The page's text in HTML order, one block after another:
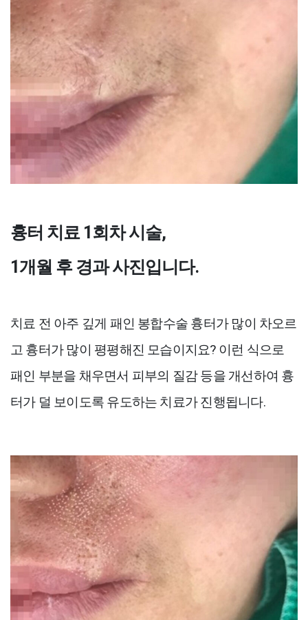
흉터 치료 1회차 시술,
1개월 후 경과 사진입니다.
치료 전 아주 깊게 패인 봉합수술 흉터가 많이 차오르
고 흉터가 많이 평평해진 모습이지요? 이런 식으로
패인 부분을 채우면서 피부의 질감 등을 개선하여 흉
터가 덜 보이도록 유도하는 치료가 진행됩니다.